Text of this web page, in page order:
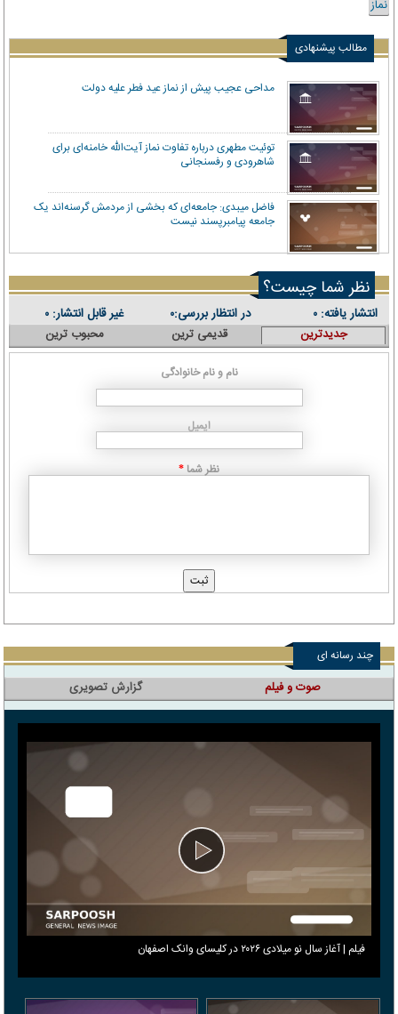
نماز
مطالب پیشنهادی
مداحی عجیب پیش از نماز عید فطر علیه دولت
توئیت مطهری درباره تفاوت نماز آیت‌الله خامنه‌ای برای
شاهرودی و رفسنجانی
فاضل میبدی: جامعه‌ای که بخشی از مردمش گرسنه‌اند یک
جامعه پیامبرپسند نیست
نظر شما چیست؟
انتشار یافته: ۰ در انتظار بررسی:۰ غیر قابل انتشار: ۰
جدیدترین قدیمی ترین محبوب ترین
نام و نام خانوادگی
ایمیل
نظر شما *
چند رسانه ای
صوت و فیلم
فیلم | آغاز سال نو میلادی ۲۰۲۶ در کلیسای وانک اصفهان
گزارش تصویری